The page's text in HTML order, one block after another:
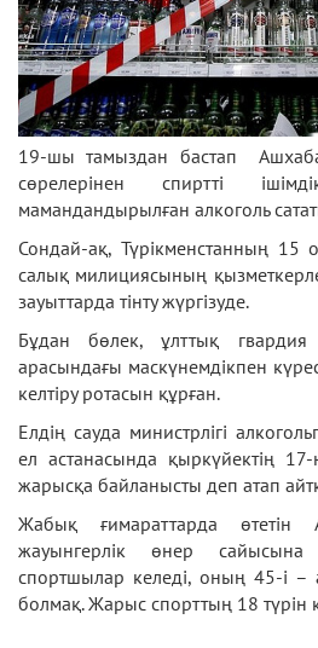
19-шы тамыздан бастап
сөрелерінен спиртті
мамандандырылған алкоголь
Сондай-ақ, Түрікменстанның 15
салық милициясының
зауыттарда тінту жүргізуде.
Бұдан бөлек, ұлттық гвардия
арасындағы маскүнемдікпен
келтіру ротасын құрған.
Елдің сауда министрлігі
ел астанасында қыркүйектің
жарысқа байланысты деп атап
Жабық ғимараттарда
жауынгерлік өнер
спортшылар келеді, оның 45-і –
болмақ. Жарыс спорттың 18 түрін